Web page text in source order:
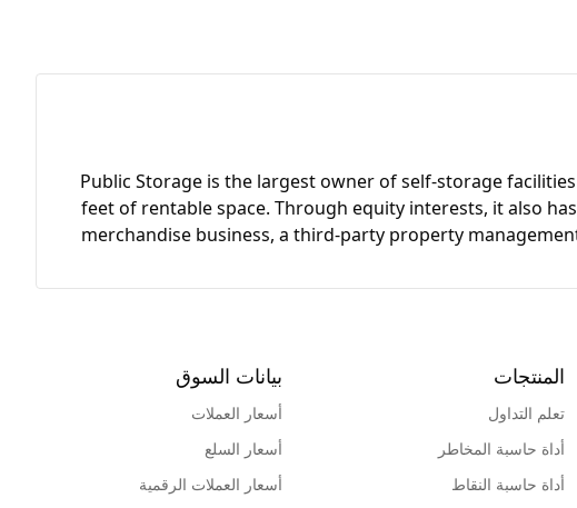
Public Storage is the largest owner of self-storage
feet of rentable space. Through equity interests, it also
merchandise business, a third-party property
المنتجات
تعلم التداول
أداة حاسبة المخاطر
أداة حاسبة النقاط
بيانات السوق
أسعار العملات
أسعار السلع
أسعار العملات الرقمية